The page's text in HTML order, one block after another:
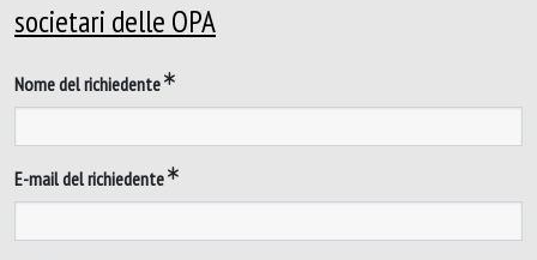
societari delle OPA
Nome del richiedente
E-mail del richiedente